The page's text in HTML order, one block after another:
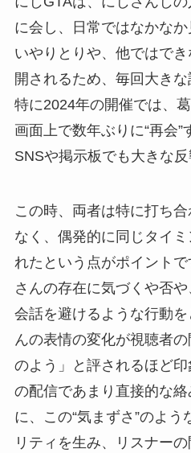
に会し、日常ではなかな
いやりとりや、他ではで
開されるため、毎回大きな
特に2024年の開催では、
画面上で数年ぶりに“再会”
SNSや掲示板でも大きな反
この時、両者は特に打ち
なく、偶発的に同じタイ
れたという点がポイント
さんの存在に気づくや否
会話を避けるような行動
んの表情の変化が視聴者
のよう」と評されるほど
の配信であまり直接的な
に、この“気まずさ”のよ
リティを生み、リスナー